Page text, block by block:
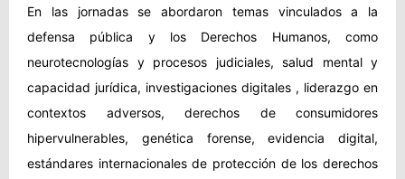
En las jornadas se abordaron temas vinculados a la
defensa pública y los Derechos Humanos, como
neurotecnologías y procesos judiciales, salud mental y
capacidad jurídica, investigaciones digitales , liderazgo en
contextos adversos, derechos de consumidores
hipervulnerables, genética forense, evidencia digital,
estándares internacionales de protección de los derechos